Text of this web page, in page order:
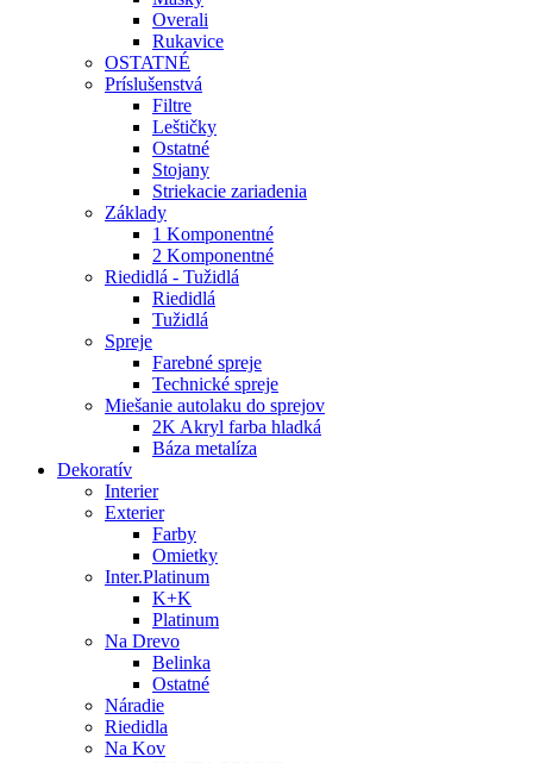
Overali
Rukavice
OSTATNÉ
Príslušenstvá
Filtre
Leštičky
Ostatné
Stojany
Striekacie zariadenia
Základy
1 Komponentné
2 Komponentné
Riedidlá - Tužidlá
Riedidlá
Tužidlá
Spreje
Farebné spreje
Technické spreje
Miešanie autolaku do sprejov
2K Akryl farba hladká
Báza metalíza
Dekoratív
Interier
Exterier
Farby
Omietky
Inter.Platinum
K+K
Platinum
Na Drevo
Belinka
Ostatné
Náradie
Riedidla
Na Kov